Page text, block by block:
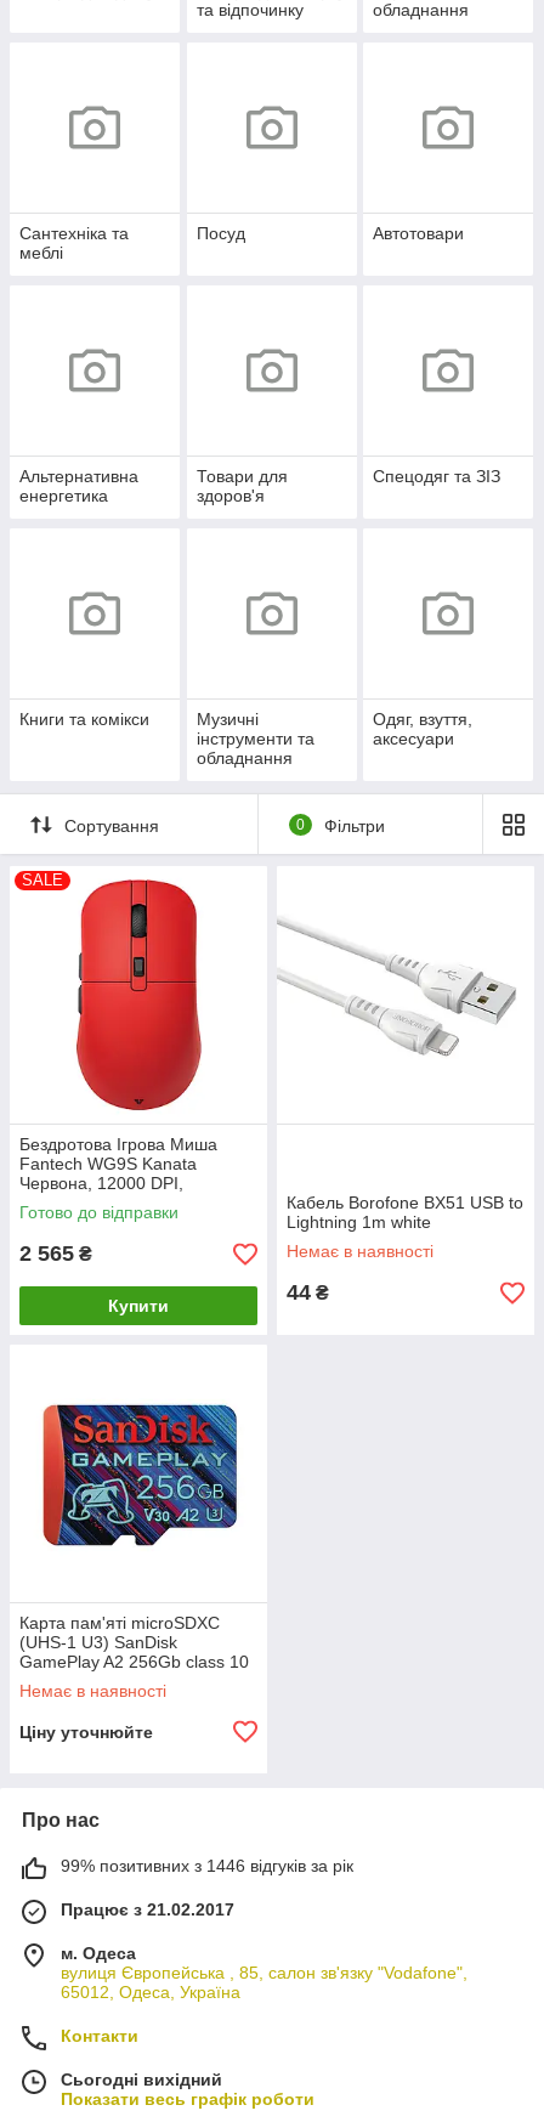
та відпочинку
обладнання
Сантехніка та
меблі
Посуд Автотовари
Альтернативна
енергетика
Товари для
здоров'я
Спецодяг та ЗІЗ
Книги та комікси
Музичні
інструменти та
обладнання
Одяг, взуття,
аксесуари
Сортування 0 Фільтри
SALE
Бездротова Ігрова Миша
Fantech WG9S Kanata
Червона, 12000 DPI,
бездротова, для ігор та офісу
Готово до відправки
2 565 ₴
Купити
Кабель Borofone BX51 USB to
Lightning 1m white
Немає в наявності
44 ₴
Карта пам'яті microSDXC
(UHS-1 U3) SanDisk
GamePlay A2 256Gb class 10
V30 (R190MB/s,W130MB/s)
Немає в наявності
Ціну уточнюйте
Про нас
99% позитивних з 1446 відгуків за рік
Працює з 21.02.2017
м. Одеса
вулиця Європейська , 85, салон зв'язку "Vodafone",
65012, Одеса, Україна
Контакти
Сьогодні вихідний
Показати весь графік роботи